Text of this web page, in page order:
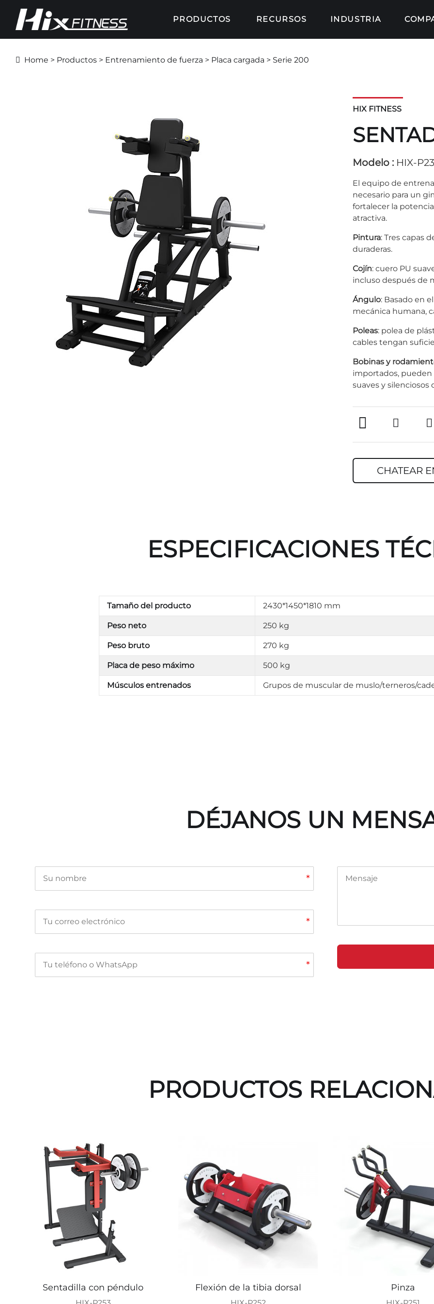
PRODUCTOS RECURSOS INDUSTRIA
Home > Productos > Entrenamiento de fuerza > Placa cargada > Serie 200
HIX FITNESS
Modelo : HIX-
El equipo de
necesario para un
fortalecer la
atractiva.
Pintura: Tres capas
duraderas.
Cojín: cuero PU
incluso después de
Ángulo: Basado en
mecánica humana,
Poleas: polea de
cables tengan
Bobinas y
importados, pueden
suaves y silenciosos
CHATEAR
ESPECIFICACIONES
Tamaño del producto 2430*1450*1810 mm
Peso neto 250 kg
Peso bruto 270 kg
Placa de peso máximo 500 kg
Músculos entrenados Grupos de muscular de muslo/terneros/
DÉJANOS UN
*
*
*
PRODUCTOS
Sentadilla con péndulo Flexión de la tibia dorsal Pinza